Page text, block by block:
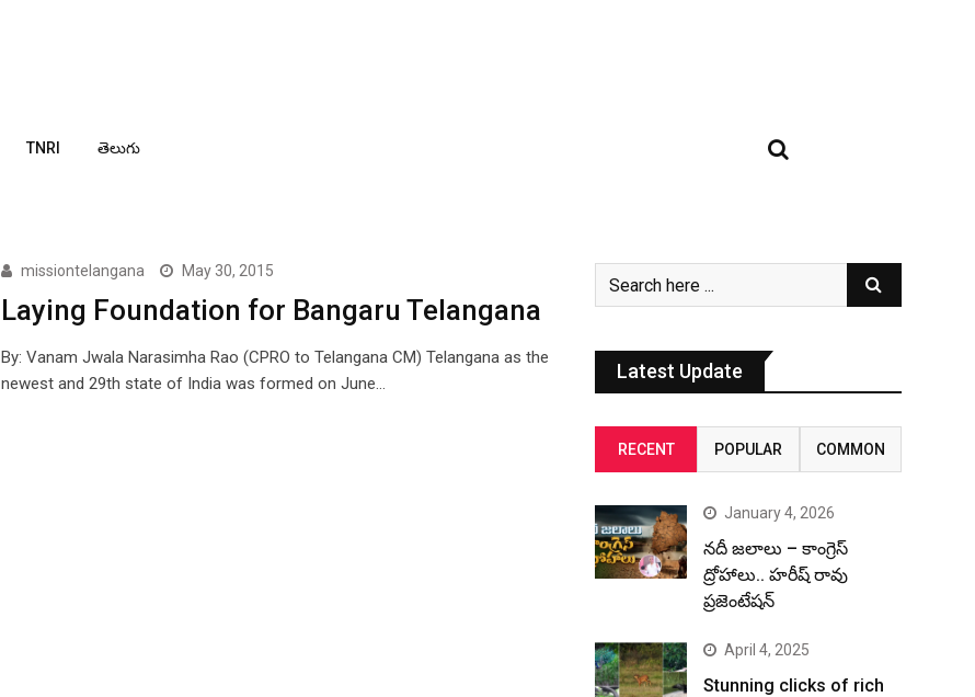
TNRI తెలుగు
missiontelangana May 30, 2015
Laying Foundation for Bangaru Telangana
By: Vanam Jwala Narasimha Rao (CPRO to Telangana CM) Telangana as the
newest and 29th state of India was formed on June…
Latest Update
RECENT POPULAR COMMON
January 4, 2026
నదీ జలాలు – కాంగ్రెస్
ద్రోహాలు.. హరీష్ రావు
ప్రజెంటేషన్
April 4, 2025
Stunning clicks of rich